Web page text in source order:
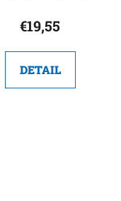
€19,55
DETAIL